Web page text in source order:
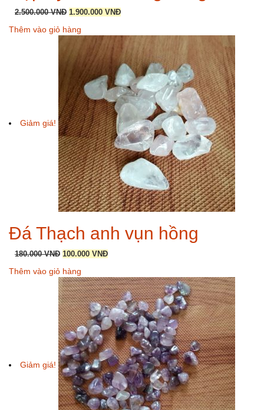
2.500.000VNĐ Giá
là:
2.500.000 VNĐ.
1.900.000 VNĐGiá
1.900.000 VNĐ.
Thêm vào giỏ hàng
Giảm giá!
Đá Thạch anh vụn hồng
180.000VNĐ Giá
là:
180.000 VNĐ.
100.000 VNĐGiá
là:
100.000 VNĐ.
Thêm vào giỏ hàng
Giảm giá!